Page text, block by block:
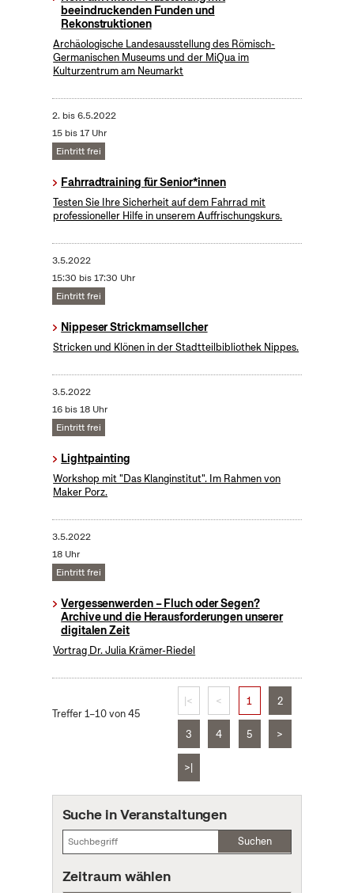
beeindruckenden Funden und
Rekonstruktionen
Archäologische Landesausstellung des Römisch-
Germanischen Museums und der MiQua im
Kulturzentrum am Neumarkt
2. bis6.5.2022
15 bis 17 Uhr
Eintritt frei
Fahrradtraining für Senior*innen
Testen Sie Ihre Sicherheit auf dem Fahrrad mit
professioneller Hilfe in unserem Auffrischungskurs.
3.5.2022
15:30 bis 17:30 Uhr
Eintritt frei
Nippeser Strickmamsellcher
Stricken und Klönen in der Stadtteilbibliothek Nippes.
3.5.2022
16 bis 18 Uhr
Eintritt frei
Lightpainting
Workshop mit "Das Klanginstitut". Im Rahmen von
Maker Porz.
3.5.2022
18 Uhr
Eintritt frei
Vergessenwerden – Fluch oder Segen?
Archive und die Herausforderungen unserer
digitalen Zeit
Vortrag Dr. Julia Krämer-Riedel
Treffer 1–10 von 45
|< < 1 2
3 4 5 >
>|
Suche in Veranstaltungen
Suchen
Zeitraum wählen